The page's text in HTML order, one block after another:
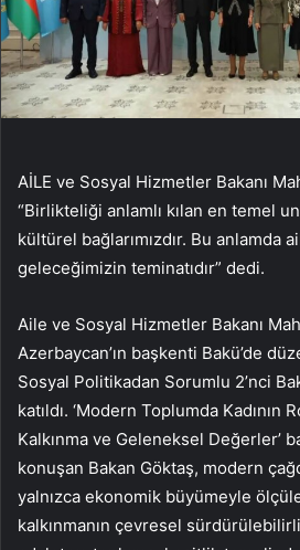
AİLE ve Sosyal Hizmetler Bakanı
“Birlikteliği anlamlı kılan en temel
kültürel bağlarımızdır. Bu anlamda
geleceğimizin teminatıdır” dedi.
Aile ve Sosyal Hizmetler Bakanı
Azerbaycan’ın başkenti Bakü’de
Sosyal Politikadan Sorumlu 2’nci
katıldı. ‘Modern Toplumda
Kalkınma ve Geleneksel Değerler’
konuşan Bakan Göktaş, modern
yalnızca ekonomik büyümeyle
kalkınmanın çevresel